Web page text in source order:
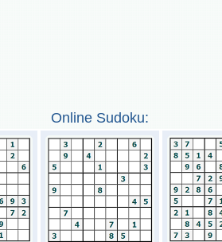
Online Sudoku: